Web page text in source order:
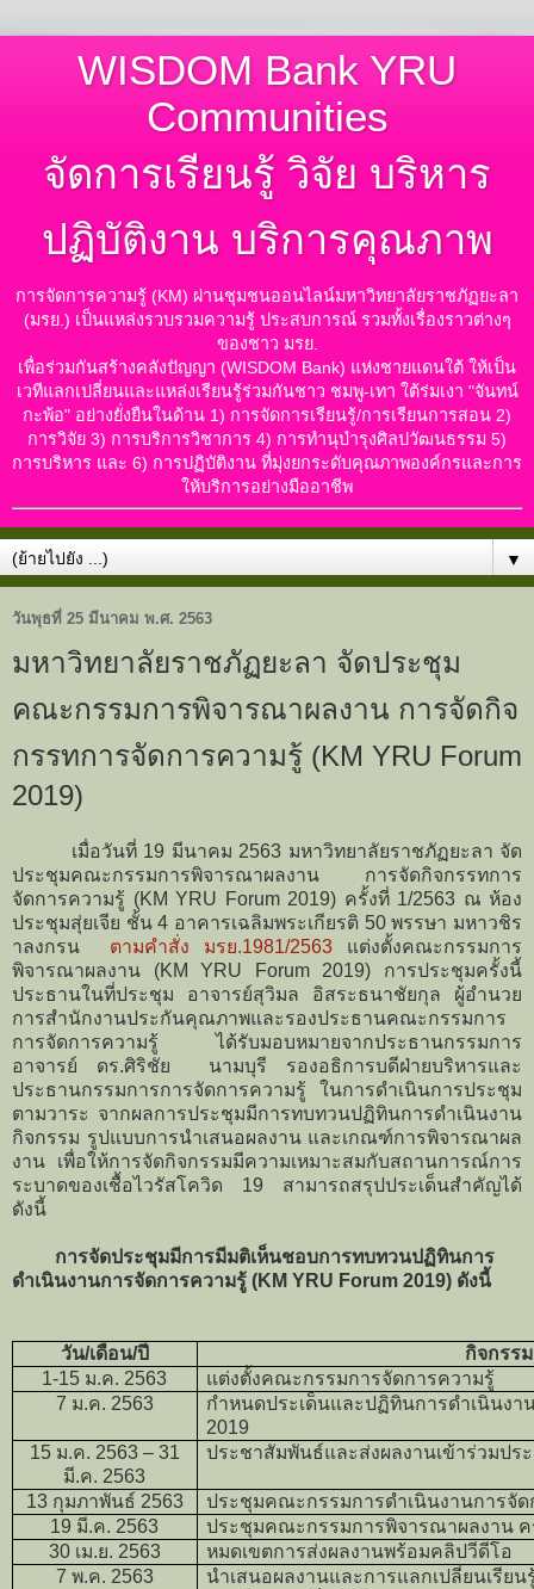
WISDOM Bank YRU
Communities
จัดการเรียนรู้ วิจัย บริหาร
ปฏิบัติงาน บริการคุณภาพ
การจัดการความรู้ (KM) ผ่านชุมชนออนไลน์มหาวิทยาลัยราชภัฏยะลา
(มรย.) เป็นแหล่งรวบรวมความรู้ ประสบการณ์ รวมทั้งเรื่องราวต่างๆ
ของชาว มรย.
เพื่อร่วมกันสร้างคลังปัญญา (WISDOM Bank) แห่งชายแดนใต้ ให้เป็น
เวทีแลกเปลี่ยนและแหล่งเรียนรู้ร่วมกันชาว ชมพู-เทา ใต้ร่มเงา "จันทน์
กะพ้อ" อย่างยั่งยืนในด้าน 1) การจัดการเรียนรู้/การเรียนการสอน 2)
การวิจัย 3) การบริการวิชาการ 4) การทำนุบำรุงศิลปวัฒนธรรม 5)
การบริหาร และ 6) การปฏิบัติงาน ที่มุ่งยกระดับคุณภาพองค์กรและการ
ให้บริการอย่างมืออาชีพ
▼
วันพุธที่ 25 มีนาคม พ.ศ. 2563
มหาวิทยาลัยราชภัฏยะลา จัดประชุม
คณะกรรมการพิจารณาผลงาน การจัดกิจ
กรรทการจัดการความรู้ (KM YRU Forum
2019)
เมื่อวันที่ 19 มีนาคม 2563 มหาวิทยาลัยราชภัฏยะลา จัด
ประชุมคณะกรรมการพิจารณาผลงาน การจัดกิจกรรทการ
จัดการความรู้ (KM YRU Forum 2019) ครั้งที่ 1/2563 ณ ห้อง
ประชุมสุ่ยเจีย ชั้น 4 อาคารเฉลิมพระเกียรติ 50 พรรษา มหาวชิร
าลงกรน ตามคำสั่ง มรย.1981/2563แต่งตั้งคณะกรรมการ
พิจารณาผลงาน (KM YRU Forum 2019) การประชุมครั้งนี้
ประธานในที่ประชุม อาจารย์สุวิมล อิสระธนาชัยกุล ผู้อำนวย
การสำนักงานประกันคุณภาพและรองประธานคณะกรรมการ
การจัดการความรู้ ได้รับมอบหมายจากประธานกรรมการ
อาจารย์ ดร.ศิริชัย นามบุรี รองอธิการบดีฝ่ายบริหารและ
ประธานกรรมการการจัดการความรู้ ในการดำเนินการประชุม
ตามวาระ จากผลการประชุมมีการทบทวนปฏิทินการดำเนินงาน
กิจกรรม รูปแบบการนำเสนอผลงาน และเกณฑ์การพิจารณาผล
งาน เพื่อให้การจัดกิจกรรมมีความเหมาะสมกับสถานการณ์การ
ระบาดของเชื้อไวรัสโควิด 19 สามารถสรุปประเด็นสำคัญได้
ดังนี้
การจัดประชุมมีการมีมติเห็นชอบการทบทวนปฏิทินการ
ดำเนินงานการจัดการความรู้ (KM YRU Forum 2019) ดังนี้
วัน/เดือน/ปี
กิจกรรม
1-15 ม.ค. 2563
แต่งตั้งคณะกรรมการจัดการความรู้
7 ม.ค. 2563
กำหนดประเด็นและปฏิทินการดำเนินงา
2019
15 ม.ค. 2563 – 31
มี.ค. 2563
ประชาสัมพันธ์และส่งผลงานเข้าร่วมปร
13 กุมภาพันธ์ 2563
ประชุมคณะกรรมการดำเนินงานการจัด
19 มี.ค. 2563
ประชุมคณะกรรมการพิจารณาผลงาน ค
30 เม.ย. 2563
หมดเขตการส่งผลงานพร้อมคลิปวีดีโอ
7 พ.ค. 2563
นำเสนอผลงานและการแลกเปลี่ยนเรีย